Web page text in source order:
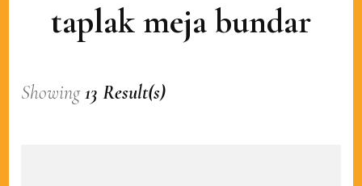
taplak meja bundar
Showing13 Result(s)